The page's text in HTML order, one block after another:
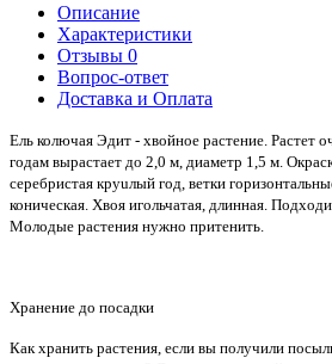
Описание
Характеристики
Отзывы 0
Вопрос-ответ
Доставка и Оплата
Ель колючая Эдит - хвойное растение. Растет
годам вырастает до 2,0 м, диаметр 1,5 м.
серебристая круuлый год, ветки
коническая. Хвоя игольчатая, длинная.
Молодые растения нужно притенить.
Хранение до посадки
Как хранить растения, если вы получили